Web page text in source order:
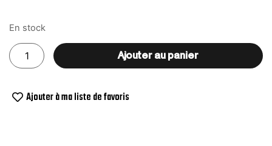
En stock
Ajouter au panier
Ajouter à ma liste de favoris